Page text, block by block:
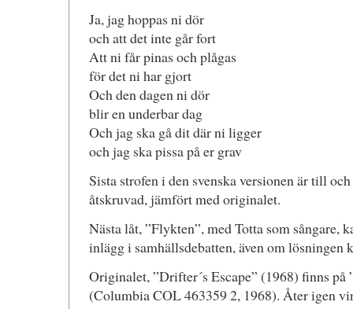
Ja, jag hoppas ni dör
och att det inte går fort
Att ni får pinas och plågas
för det ni har gjort
Och den dagen ni dör
blir en underbar dag
Och jag ska gå dit där ni ligger
och jag ska pissa på er grav
Sista strofen i den svenska versionen är till
åtskruvad, jämfört med originalet.
Nästa låt, ”Flykten”, med Totta som sångare,
inlägg i samhällsdebatten, även om lösningen
Originalet, ”Drifter´s Escape” (1968) finns på
(Columbia COL 463359 2, 1968). Åter igen